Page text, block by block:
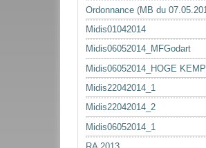
Ordonnance (MB du
Midis01042014
Midis06052014_MFGodart
Midis06052014_HOGE
Midis22042014_1
Midis22042014_2
Midis06052014_1